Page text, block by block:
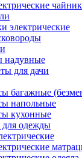
электрические
надувные
для дачи
багажные
напольные
кухонные
одежды